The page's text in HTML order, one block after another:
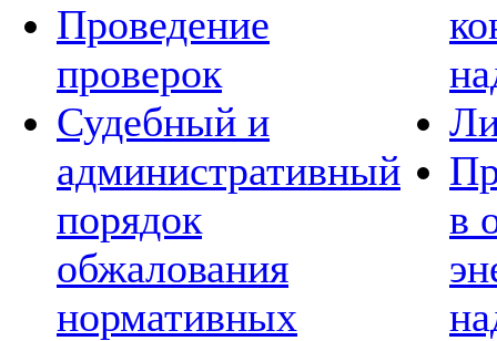
Проведение
проверок
Судебный и
административный
порядок
обжалования
нормативных
в